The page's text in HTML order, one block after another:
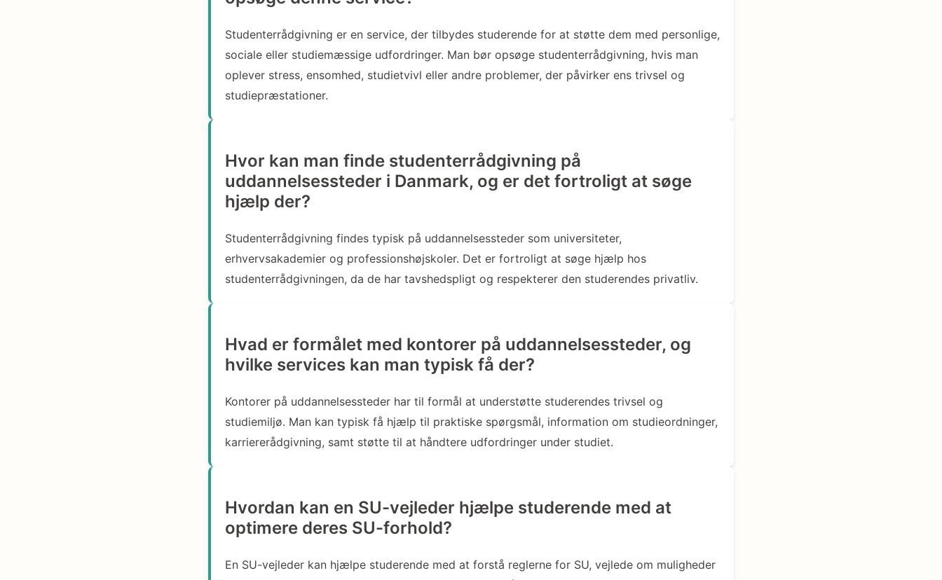
Studenterrådgivning er en service, der tilbydes studerende for at støtte dem med personlige,
sociale eller studiemæssige udfordringer. Man bør opsøge studenterrådgivning, hvis man
oplever stress, ensomhed, studietvivl eller andre problemer, der påvirker ens trivsel og
studiepræstationer.
Hvor kan man finde studenterrådgivning på
uddannelsessteder i Danmark, og er det fortroligt at søge
hjælp der?
Studenterrådgivning findes typisk på uddannelsessteder som universiteter,
erhvervsakademier og professionshøjskoler. Det er fortroligt at søge hjælp hos
studenterrådgivningen, da de har tavshedspligt og respekterer den studerendes privatliv.
Hvad er formålet med kontorer på uddannelsessteder, og
hvilke services kan man typisk få der?
Kontorer på uddannelsessteder har til formål at understøtte studerendes trivsel og
studiemiljø. Man kan typisk få hjælp til praktiske spørgsmål, information om studieordninger,
karriererådgivning, samt støtte til at håndtere udfordringer under studiet.
Hvordan kan en SU-vejleder hjælpe studerende med at
optimere deres SU-forhold?
En SU-vejleder kan hjælpe studerende med at forstå reglerne for SU, vejlede om muligheder